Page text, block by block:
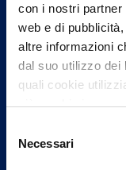
con i nostri
web e di
altre informazioni
dal suo utilizzo dei
quali cookie
più su chi siamo,
può trovare nel
delNecessari
un nostro
Contattaci